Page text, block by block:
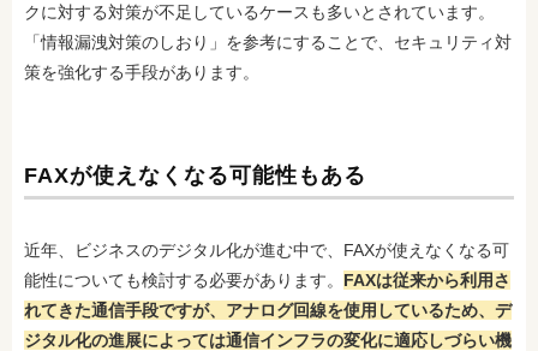
クに対する対策が不足しているケースも多いとされています。
「情報漏洩対策のしおり」を参考にすることで、セキュリティ対
策を強化する手段があります。
FAXが使えなくなる可能性もある
近年、ビジネスのデジタル化が進む中で、FAXが使えなくなる可
能性についても検討する必要があります。 FAXは従来から利用さ
れてきた通信手段ですが、アナログ回線を使用しているため、デ
ジタル化の進展によっては通信インフラの変化に適応しづらい機